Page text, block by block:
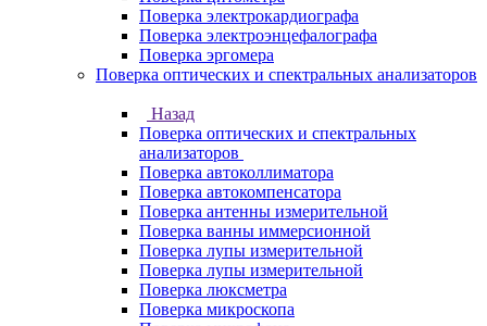
Поверка электрокардиографа
Поверка электроэнцефалографа
Поверка эргомера
Поверка оптических и спектральных анализаторов
Назад
Поверка оптических и спектральных
анализаторов
Поверка автоколлиматора
Поверка автокомпенсатора
Поверка антенны измерительной
Поверка ванны иммерсионной
Поверка лупы измерительной
Поверка лупы измерительной
Поверка люксметра
Поверка микроскопа